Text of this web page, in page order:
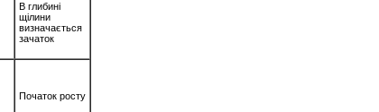
В глибині
щілини
визначається
зачаток
Початок росту